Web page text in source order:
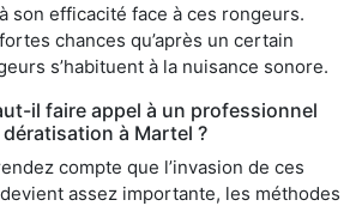
son efficacité face à ces rongeurs.
chances qu’après un certain
s’habituent à la nuisance sonore.
il faire appel à un professionnel
à Martel ?
compte que l’invasion de ces
assez importante, les méthodes